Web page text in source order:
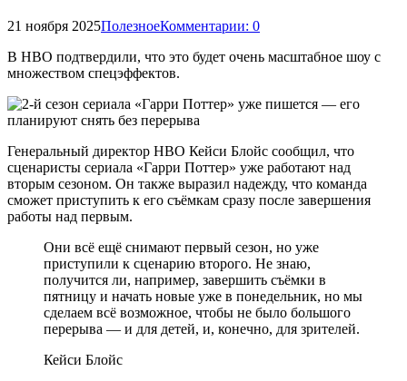
21 ноября 2025ПолезноеКомментарии: 0
В НВО подтвердили, что это будет очень масштабное шоу с
множеством спецэффектов.
Генеральный директор HBO Кейси Блойс сообщил, что
сценаристы сериала «Гарри Поттер» уже работают над
вторым сезоном. Он также выразил надежду, что команда
сможет приступить к его съёмкам сразу после завершения
работы над первым.
Они всё ещё снимают первый сезон, но уже
приступили к сценарию второго. Не знаю,
получится ли, например, завершить съёмки в
пятницу и начать новые уже в понедельник, но мы
сделаем всё возможное, чтобы не было большого
перерыва — и для детей, и, конечно, для зрителей.
Кейси Блойс